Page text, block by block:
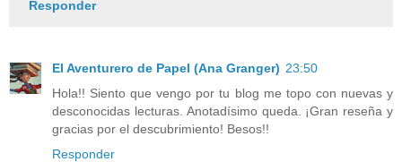
Responder
El Aventurero de Papel (Ana Granger) 23:50
Hola!! Siento que vengo por tu blog me topo con nuevas y
desconocidas lecturas. Anotadísimo queda. ¡Gran reseña y
gracias por el descubrimiento! Besos!!
Responder